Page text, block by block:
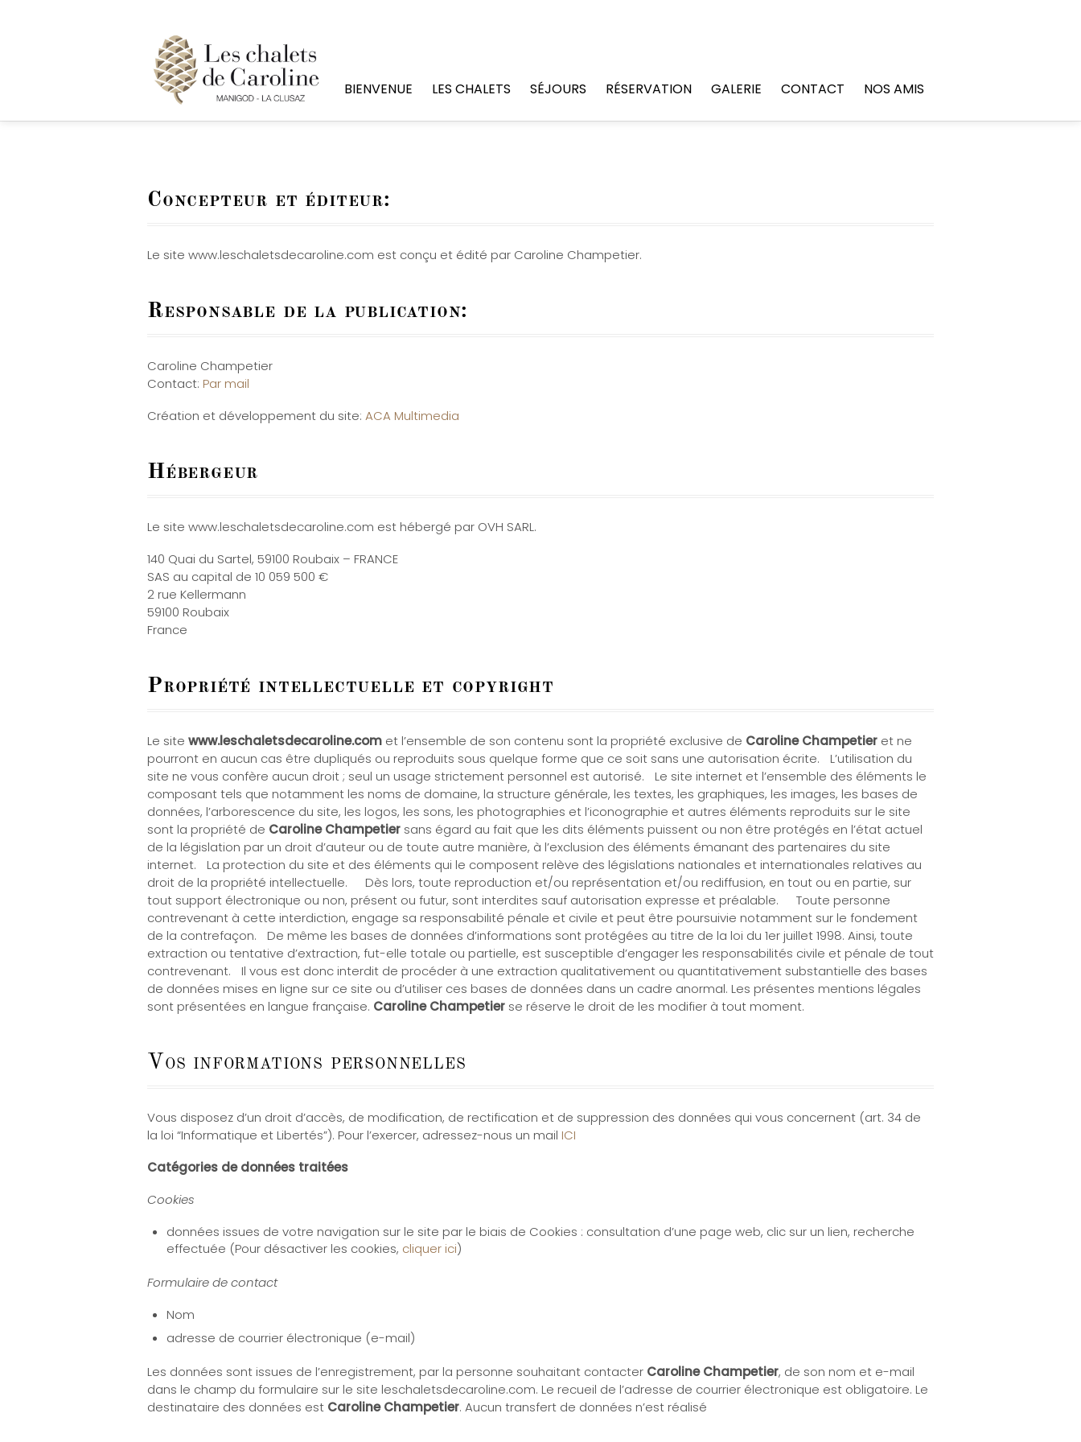
BIENVENUE LES CHALETS SÉJOURS RÉSERVATION GALERIE CONTACT NOS AMIS
Concepteur et éditeur:
Le site www.leschaletsdecaroline.com est conçu et édité par Caroline Champetier.
Responsable de la publication:
Caroline Champetier
Contact: Par mail
Création et développement du site: ACA Multimedia
Hébergeur
Le site www.leschaletsdecaroline.com est hébergé par OVH SARL.
140 Quai du Sartel, 59100 Roubaix – FRANCE
SAS au capital de 10 059 500 €
2 rue Kellermann
59100 Roubaix
France
Propriété intellectuelle et copyright
Le site www.leschaletsdecaroline.com et l’ensemble de son contenu sont la propriété exclusive de Caroline Champetier et ne
pourront en aucun cas être dupliqués ou reproduits sous quelque forme que ce soit sans une autorisation écrite. L’utilisation du
site ne vous confère aucun droit ; seul un usage strictement personnel est autorisé. Le site internet et l’ensemble des éléments le
composant tels que notamment les noms de domaine, la structure générale, les textes, les graphiques, les images, les bases de
données, l’arborescence du site, les logos, les sons, les photographies et l’iconographie et autres éléments reproduits sur le site
sont la propriété de Caroline Champetier sans égard au fait que les dits éléments puissent ou non être protégés en l’état actuel
de la législation par un droit d’auteur ou de toute autre manière, à l’exclusion des éléments émanant des partenaires du site
internet. La protection du site et des éléments qui le composent relève des législations nationales et internationales relatives au
droit de la propriété intellectuelle. Dès lors, toute reproduction et/ou représentation et/ou rediffusion, en tout ou en partie, sur
tout support électronique ou non, présent ou futur, sont interdites sauf autorisation expresse et préalable. Toute personne
contrevenant à cette interdiction, engage sa responsabilité pénale et civile et peut être poursuivie notamment sur le fondement
de la contrefaçon. De même les bases de données d’informations sont protégées au titre de la loi du 1er juillet 1998. Ainsi, toute
extraction ou tentative d’extraction, fut-elle totale ou partielle, est susceptible d’engager les responsabilités civile et pénale de tout
contrevenant. Il vous est donc interdit de procéder à une extraction qualitativement ou quantitativement substantielle des bases
de données mises en ligne sur ce site ou d’utiliser ces bases de données dans un cadre anormal. Les présentes mentions légales
sont présentées en langue française. Caroline Champetier se réserve le droit de les modifier à tout moment.
Vos informations personnelles
Vous disposez d’un droit d’accès, de modification, de rectification et de suppression des données qui vous concernent (art. 34 de
la loi “Informatique et Libertés”). Pour l’exercer, adressez-nous un mail ICI
Catégories de données traitées
Cookies
données issues de votre navigation sur le site par le biais de Cookies : consultation d’une page web, clic sur un lien, recherche
effectuée (Pour désactiver les cookies, cliquer ici)
Formulaire de contact
Nom
adresse de courrier électronique (e-mail)
Les données sont issues de l’enregistrement, par la personne souhaitant contacter Caroline Champetier, de son nom et e-mail
dans le champ du formulaire sur le site leschaletsdecaroline.com. Le recueil de l’adresse de courrier électronique est obligatoire. Le
destinataire des données est Caroline Champetier. Aucun transfert de données n’est réalisé